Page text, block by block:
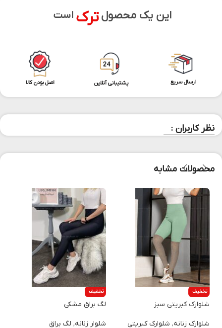
این یک محصول ترک است
ارسال سریع پشتیبانی آنلاین اصل بودن کالا
نظر کاربران :
محصولات مشابه
تخفیف
شلوارک کبریتی سبز
شلوارک زنانه, شلوارک کبریتی
تخفیف
لگ براق مشکی
شلوار زنانه, لگ براق